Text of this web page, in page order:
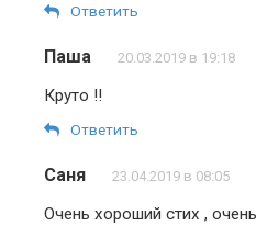
Ответить
Паша 20.03.2019 в 19:18
Круто !!
Ответить
Саня 23.04.2019 в 08:05
Очень хороший стих ,